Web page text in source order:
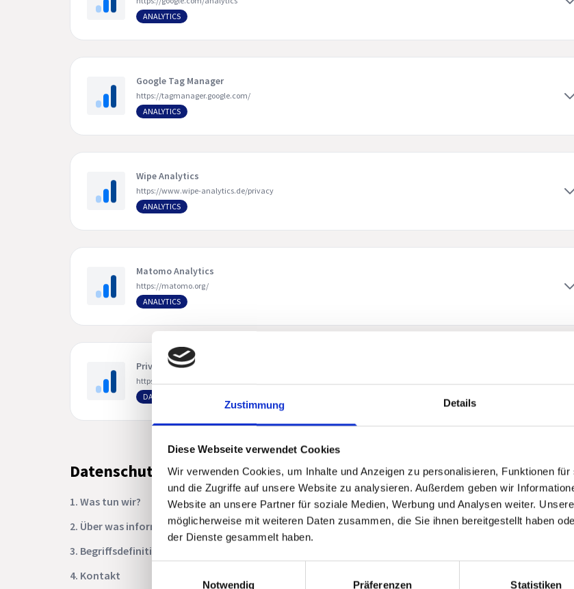
Zustimmung Details
Diese Webseite verwendet Cookies
Wir verwenden Cookies, um Inhalte und Anzeigen zu personalisieren, Funktionen
und die Zugriffe auf unsere Website zu analysieren. Außerdem geben wir
Website an unsere Partner für soziale Medien, Werbung und Analysen weiter.
möglicherweise mit weiteren Daten zusammen, die Sie ihnen bereitgestellt haben
der Dienste gesammelt haben.
Notwendig
Präferenzen Statistiken
ANALYTICS
Google Tag Manager
https://tagmanager.google.com/
ANALYTICS
Wipe Analytics
https://www.wipe-analytics.de/privacy
ANALYTICS
Matomo Analytics
https://matomo.org/
ANALYTICS
PrivacyBee
https://www.privacybee.io/
DATA PROTECTION
Datenschutzerklärung
1. Was tun wir?
2. Über was informieren wir?
3. Begriffsdefinitionen
4. Kontakt